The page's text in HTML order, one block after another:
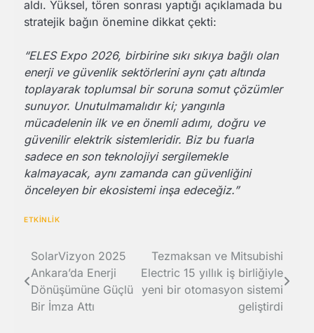
aldı. Yüksel, tören sonrası yaptığı açıklamada bu
stratejik bağın önemine dikkat çekti:
“ELES Expo 2026, birbirine sıkı sıkıya bağlı olan
enerji ve güvenlik sektörlerini aynı çatı altında
toplayarak toplumsal bir soruna somut çözümler
sunuyor. Unutulmamalıdır ki; yangınla
mücadelenin ilk ve en önemli adımı, doğru ve
güvenilir elektrik sistemleridir. Biz bu fuarla
sadece en son teknolojiyi sergilemekle
kalmayacak, aynı zamanda can güvenliğini
önceleyen bir ekosistemi inşa edeceğiz.”
ETKİNLİK
Yazı
gezinmesi
SolarVizyon 2025
Ankara’da Enerji
Dönüşümüne Güçlü
Bir İmza Attı
Tezmaksan ve Mitsubishi
Electric 15 yıllık iş birliğiyle
yeni bir otomasyon sistemi
geliştirdi